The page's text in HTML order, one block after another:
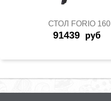
СТОЛ FORIO 160
91439 руб